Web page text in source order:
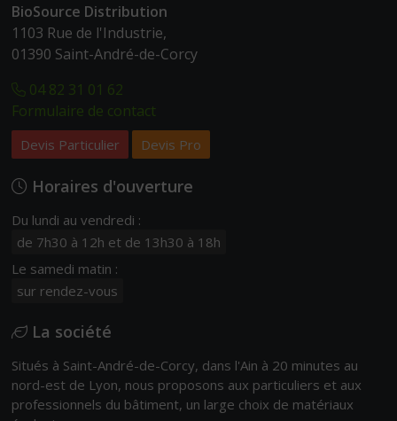
BioSource Distribution
1103 Rue de l'Industrie,
01390 Saint-André-de-Corcy
04 82 31 01 62
Formulaire de contact
Devis Particulier Devis Pro
Horaires d'ouverture
Du lundi au vendredi :
de 7h30 à 12h et de 13h30 à 18h
Le samedi matin :
sur rendez-vous
La société
Situés à Saint-André-de-Corcy, dans l'Ain à 20 minutes au
nord-est de Lyon, nous proposons aux particuliers et aux
professionnels du bâtiment, un large choix de matériaux